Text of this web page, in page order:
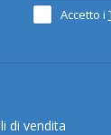
Accetto i
di vendita